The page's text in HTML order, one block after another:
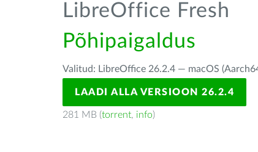
LibreOffice Fresh
Põhipaigaldus
Valitud: LibreOffice 26.2.4 — macOS
LAADI ALLA VERSIOON 26.2.4
281 MB (torrent, info)